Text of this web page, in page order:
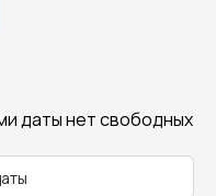
даты нет свободных